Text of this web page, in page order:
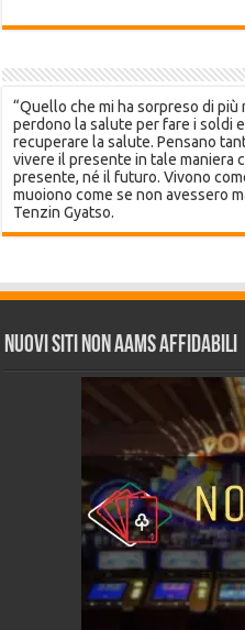
“Quello che mi ha sorpreso di
perdono la salute per fare i soldi
recuperare la salute. Pensano
vivere il presente in tale maniera
presente, né il futuro. Vivono
muoiono come se non avessero
Tenzin Gyatso.
Nuovi siti non AAMS affidabili